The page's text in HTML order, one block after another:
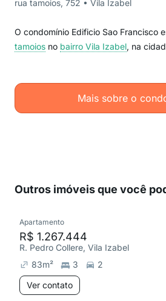
rua tamoios, 752 • Vila Izabel
O condomínio Edificio Sao Francisco
tamoios no bairro Vila Izabel, na
Mais sobre o
Outros imóveis que você
Apartamento
R$ 1.267.444
R. Pedro Collere, Vila Izabel
83m² 3
2
Ver contato